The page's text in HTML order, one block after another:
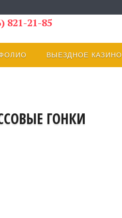
821-21-85
ВЫЕЗДНОЕ КАЗИНО
ГОНКИ